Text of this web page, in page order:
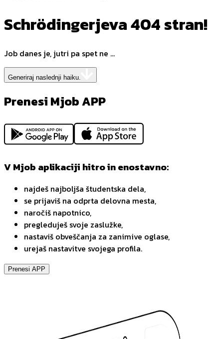
Schrödingerjeva 404
Job danes je, jutri pa spet ne ...
Generiraj naslednji haiku.
Prenesi Mjob APP
V Mjob aplikaciji hitro in enostavno:
najdeš najboljša študentska dela,
se prijaviš na odprta delovna mesta,
naročiš napotnico,
pregleduješ svoje zaslužke,
nastaviš obveščanja za zanimive oglase,
urejaš nastavitve svojega profila.
Prenesi APP